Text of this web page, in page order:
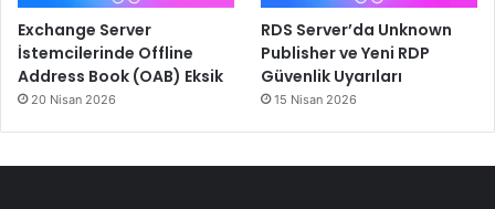
Exchange Server
İstemcilerinde Offline
Address Book (OAB) Eksik
20 Nisan 2026
RDS Server’da Unknown
Publisher ve Yeni RDP
Güvenlik Uyarıları
15 Nisan 2026